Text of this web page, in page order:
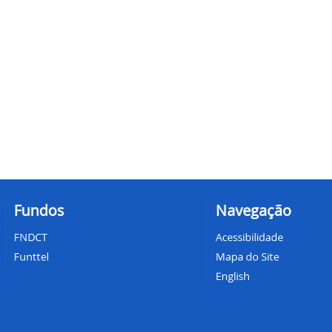
Fundos
FNDCT
Funttel
Navegação
Acessibilidade
Mapa do Site
English